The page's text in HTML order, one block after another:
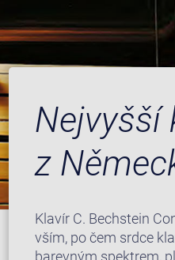
Nejvyšší
z
Klavír C. Bechstein
vším, po čem srdce
barevným spektrem,